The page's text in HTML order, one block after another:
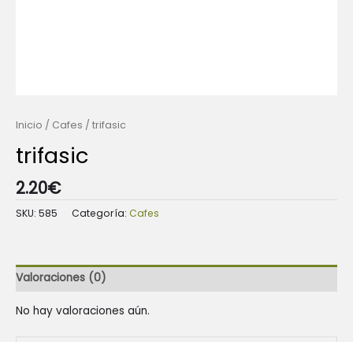
Inicio / Cafes / trifasic
trifasic
2.20€
SKU: 585 Categoría: Cafes
Valoraciones (0)
No hay valoraciones aún.